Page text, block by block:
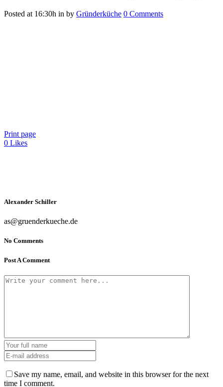
Posted at 16:30h in by Gründerküche 0 Comments
Print page
0 Likes
Alexander Schiller
as@gruenderkueche.de
No Comments
Post A Comment
Save my name, email, and website in this browser for the next
time I comment.